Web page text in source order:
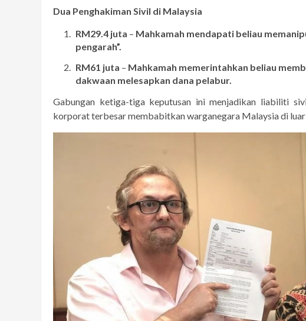
Dua Penghakiman Sivil di Malaysia
RM29.4 juta – Mahkamah mendapati beliau
pengarah”.
RM61 juta – Mahkamah memerintahkan beliau
dakwaan melesapkan dana pelabur.
Gabungan ketiga-tiga keputusan ini menjadikan liabiliti
korporat terbesar membabitkan warganegara Malaysia di luar